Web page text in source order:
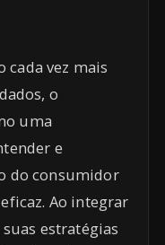
cada vez mais
o
uma
e
do consumidor
Ao integrar
estratégias